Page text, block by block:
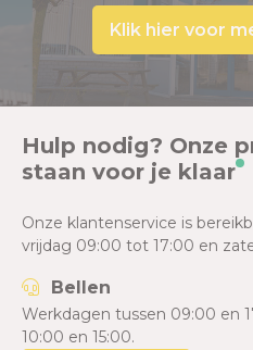
Klik hier voor
Hulp nodig? Onze
staan voor je klaar
Onze klantenservice is
vrijdag 09:00 tot 17:00 en
Bellen
Werkdagen tussen 09:00 en
10:00 en 15:00.